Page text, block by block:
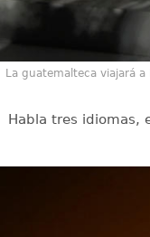
La guatemalteca viajará a
Habla tres idiomas,